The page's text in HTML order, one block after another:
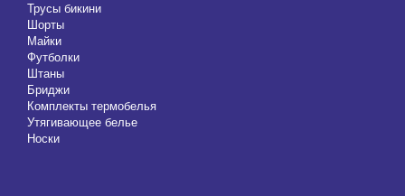
Трусы бикини
Шорты
Майки
Футболки
Штаны
Бриджи
Комплекты термобелья
Утягивающее белье
Носки